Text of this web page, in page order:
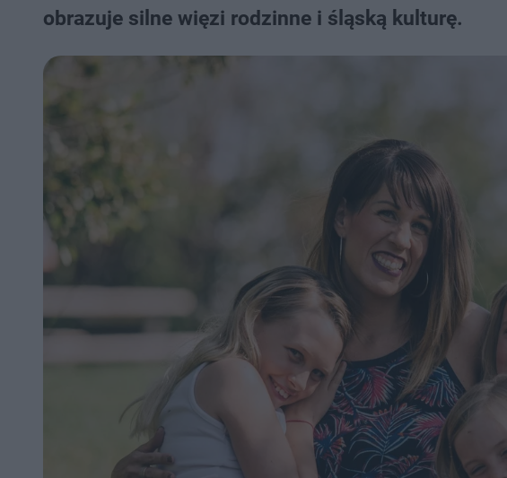
obrazuje silne więzi rodzinne i śląską kulturę.